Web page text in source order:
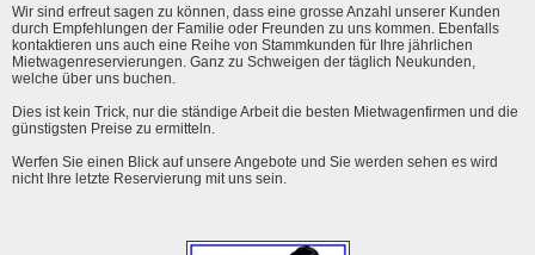
Wir sind erfreut sagen zu können, dass eine grosse Anzahl unserer Kunden
durch Empfehlungen der Familie oder Freunden zu uns kommen. Ebenfalls
kontaktieren uns auch eine Reihe von Stammkunden für Ihre jährlichen
Mietwagenreservierungen. Ganz zu Schweigen der täglich Neukunden,
welche über uns buchen.
Dies ist kein Trick, nur die ständige Arbeit die besten Mietwagenfirmen und die
günstigsten Preise zu ermitteln.
Werfen Sie einen Blick auf unsere Angebote und Sie werden sehen es wird
nicht Ihre letzte Reservierung mit uns sein.